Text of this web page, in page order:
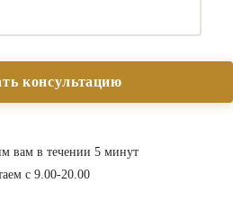
вам в течении 5 минут
с 9.00-20.00